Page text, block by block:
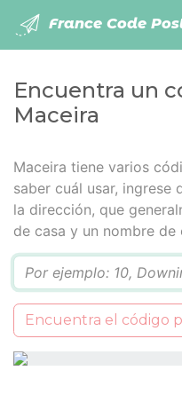
France Code
Encuentra un
Maceira
Maceira tiene varios
saber cuál usar, ingrese
la dirección, que
de casa y un nombre de
Encuentra el código